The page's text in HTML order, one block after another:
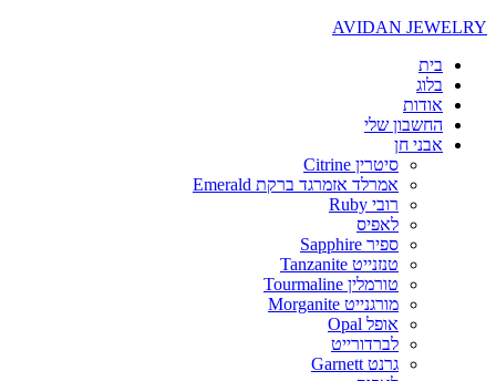
AVIDAN JEWELRY
בית
בלוג
אודות
החשבון שלי
אבני חן
סיטרין Citrine
אמרלד אזמרגד ברקת Emerald
רובי Ruby
לאפיס
ספיר Sapphire
טנזנייט Tanzanite
טורמלין Tourmaline
מורגנייט Morganite
אופל Opal
לברדורייט
גרנט Garnett